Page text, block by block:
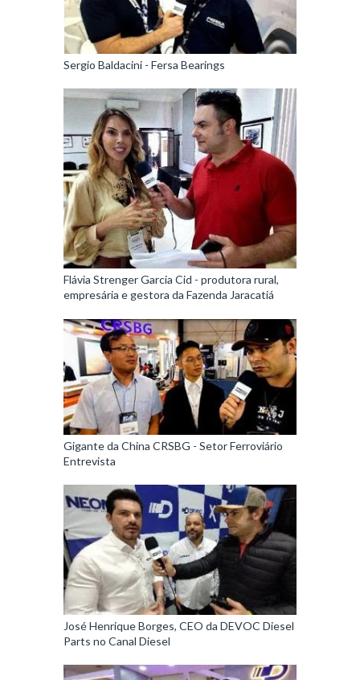
Sergio Baldacini - Fersa Bearings
Flávia Strenger Garcia Cid - produtora rural,
empresária e gestora da Fazenda Jaracatiá
Gigante da China CRSBG - Setor Ferroviário
Entrevista
José Henrique Borges, CEO da DEVOC Diesel
Parts no Canal Diesel